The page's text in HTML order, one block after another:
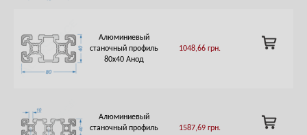
Алюминиевый
станочный профиль
80х40 Анод
1048,66 грн.
ADD
TO
Алюминиевый
станочный профиль
1587,69 грн.
ADD
TO